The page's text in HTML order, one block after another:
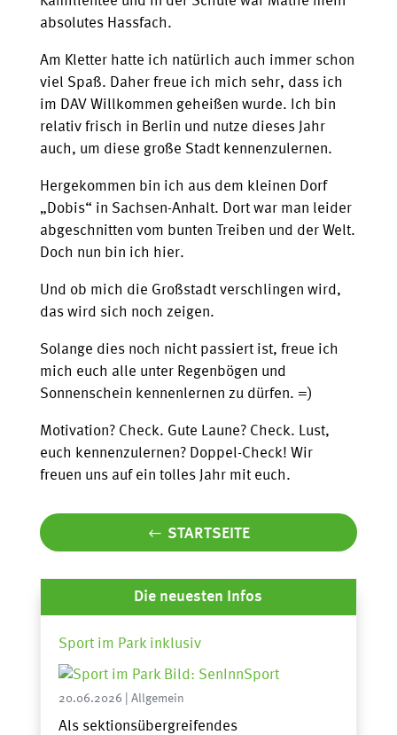
absolutes Hassfach.
Am Kletter hatte ich natürlich auch immer schon
viel Spaß. Daher freue ich mich sehr, dass ich
im DAV Willkommen geheißen wurde. Ich bin
relativ frisch in Berlin und nutze dieses Jahr
auch, um diese große Stadt kennenzulernen.
Hergekommen bin ich aus dem kleinen Dorf
„Dobis“ in Sachsen-Anhalt. Dort war man leider
abgeschnitten vom bunten Treiben und der Welt.
Doch nun bin ich hier.
Und ob mich die Großstadt verschlingen wird,
das wird sich noch zeigen.
Solange dies noch nicht passiert ist, freue ich
mich euch alle unter Regenbögen und
Sonnenschein kennenlernen zu dürfen. =)
Motivation? Check. Gute Laune? Check. Lust,
euch kennenzulernen? Doppel-Check! Wir
freuen uns auf ein tolles Jahr mit euch.
STARTSEITE
Die neuesten Infos
Sport im Park inklusiv
20.06.2026 Allgemein
Als sektionsübergreifendes